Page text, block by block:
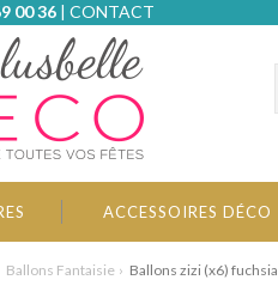
00 36| CONTACT
ACCESSOIRES DÉCO
Ballons Fantaisie Ballons zizi (x6) fuchsia